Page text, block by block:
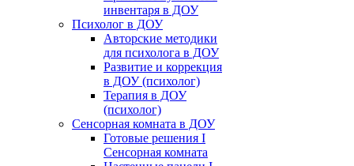
инвентаря в ДОУ
Психолог в ДОУ
Авторские методики
для психолога в ДОУ
Развитие и коррекция
в ДОУ (психолог)
Терапия в ДОУ
(психолог)
Сенсорная комната в ДОУ
Готовые решения I
Сенсорная комната